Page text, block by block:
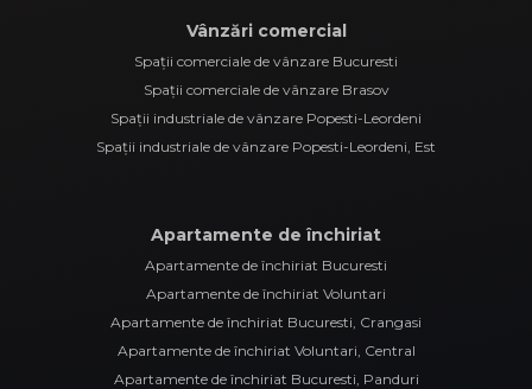
Vânzări comercial
Spații comerciale de vânzare Bucuresti
Spații comerciale de vânzare Brasov
Spații industriale de vânzare Popesti-Leordeni
Spații industriale de vânzare Popesti-Leordeni, Est
Apartamente de închiriat
Apartamente de închiriat Bucuresti
Apartamente de închiriat Voluntari
Apartamente de închiriat Bucuresti, Crangasi
Apartamente de închiriat Voluntari, Central
Apartamente de închiriat Bucuresti, Panduri